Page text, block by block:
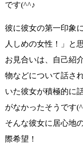
です(^^♪
彼に彼女の第一印象
人しめの女性！」
と
お見合いは、自己紹
物などについて話さ
いた彼女が積極的に
がなかったそうです
そんな彼女に居心地
際希望！